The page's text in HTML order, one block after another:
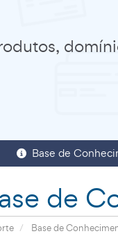
Base de
de
Base de